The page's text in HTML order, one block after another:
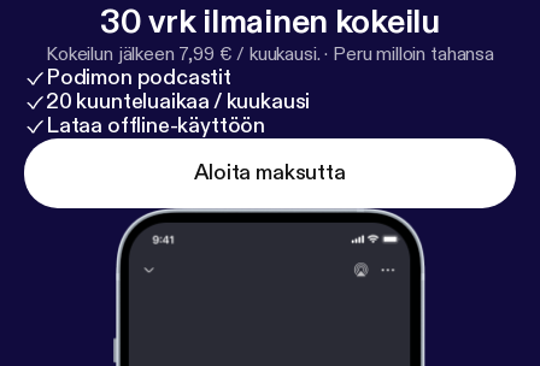
30 vrk ilmainen kokeilu
Kokeilun jälkeen 7,99 € / kuukausi. · Peru milloin tahansa
Podimon podcastit
20 kuunteluaikaa / kuukausi
Lataa offline-käyttöön
Aloita maksutta